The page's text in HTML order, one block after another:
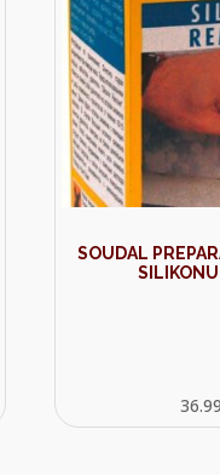
SOUDAL
36.99